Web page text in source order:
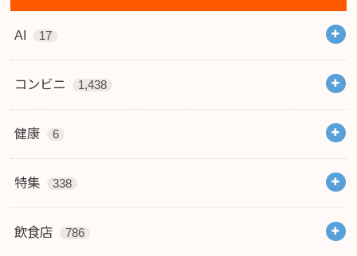
AI 17
コンビニ 1,438
健康 6
特集 338
飲食店 786